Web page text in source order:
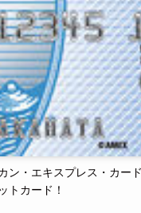
ン・エキスプレス・カー
トカード！